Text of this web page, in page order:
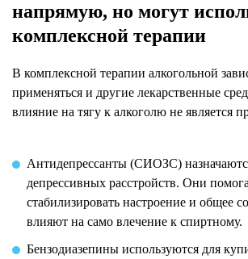
напрямую, но могут
комплексной терапии
В комплексной терапии алкогольной
применяться и другие лекарственные
влияние на тягу к алкоголю не является
Антидепрессанты (СИОЗС)
депрессивных расстройств. Они
стабилизировать настроение и общее
влияют на само влечение к спиртному.
Бензодиазепины используются для